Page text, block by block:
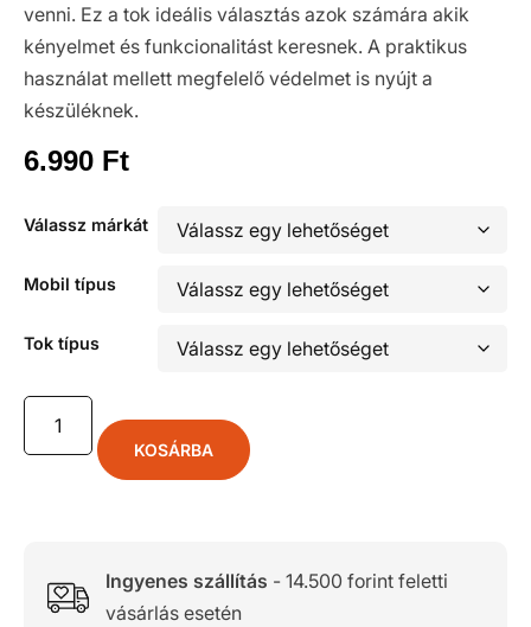
venni. Ez a tok ideális választás azok számára akik
kényelmet és funkcionalitást keresnek. A praktikus
használat mellett megfelelő védelmet is nyújt a
készüléknek.
6.990 Ft
Válassz márkát
Mobil típus
Tok típus
KOSÁRBA
Ingyenes szállítás - 14.500 forint feletti
vásárlás esetén